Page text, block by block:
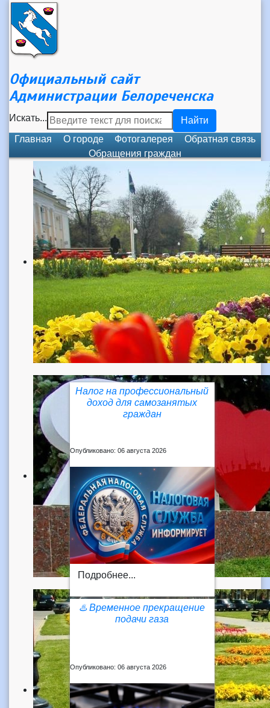
Официальный сайт
Администрации Белореченска
Искать...
Найти
Главная
О городе Фотогалерея
Обратная связь
Обращения граждан
Налог на профессиональный
доход для самозанятых
граждан
Опубликовано: 06 августа 2026
Подробнее...
♨️ Временное прекращение
подачи газа
Опубликовано: 06 августа 2026